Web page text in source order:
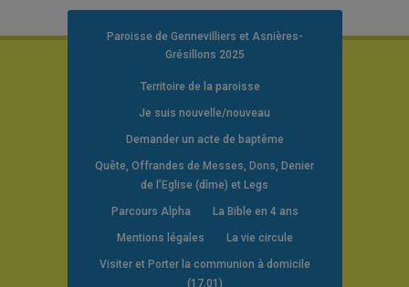
Paroisse de Gennevilliers et Asnières-
Grésillons 2025
Territoire de la paroisse
Je suis nouvelle/nouveau
Demander un acte de baptême
Quête, Offrandes de Messes, Dons, Denier
de l’Eglise (dîme) et Legs
Parcours Alpha La Bible en 4 ans
Mentions légales La vie circule
Visiter et Porter la communion à domicile
(17.01)